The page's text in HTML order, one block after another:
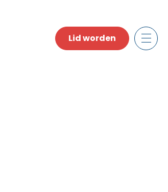
Lid worden